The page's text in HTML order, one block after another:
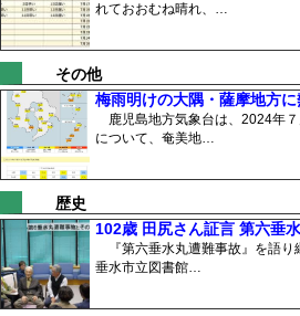
れておおむね晴れ、…
その他
梅雨明けの大隅・薩摩地方
鹿児島地方気象台は、2024年
について、奄美地…
歴史
102歳 田尻さん証言 第六垂
『第六垂水丸遭難事故』を語り
垂水市立図書館…